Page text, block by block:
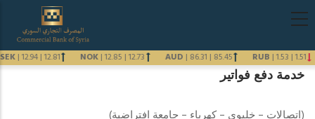
تجاوز
إلى
المحتوى
الرئيسي
Main
arabic
RUB | 1.53 | 1.51
AUD | 86.31 | 85.45
NOK |12.85 |12.73
SEK| 12.94| 12.81
Previous
خدمة دفع فواتير
(اتصالات – خليوي – كهرباء – جامعة افتراضية)